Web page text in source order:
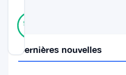
93
Dernières nouvelles